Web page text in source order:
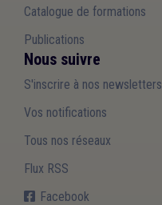
Catalogue de formations
Publications
Nous suivre
S'inscrire à nos newsletters
Vos notifications
Tous nos réseaux
Flux RSS
Facebook